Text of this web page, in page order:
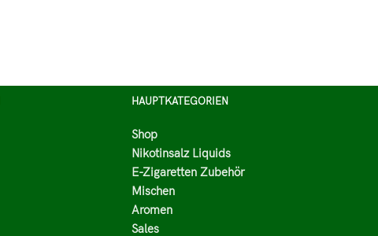
HAUPTKATEGORIEN
Shop
Nikotinsalz Liquids
E-Zigaretten Zubehör
Mischen
Aromen
Sales